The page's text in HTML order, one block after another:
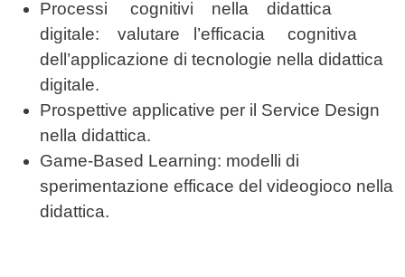
Processi cognitivi nella didattica
digitale: valutare l’efficacia cognitiva
dell’applicazione di tecnologie nella didattica
digitale.
Prospettive applicative per il Service Design
nella didattica.
Game-Based Learning: modelli di
sperimentazione efficace del videogioco nella
didattica.